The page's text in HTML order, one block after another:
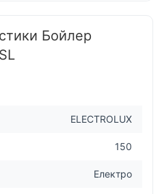
Бойлер
ELECTROLUX
150
Електро